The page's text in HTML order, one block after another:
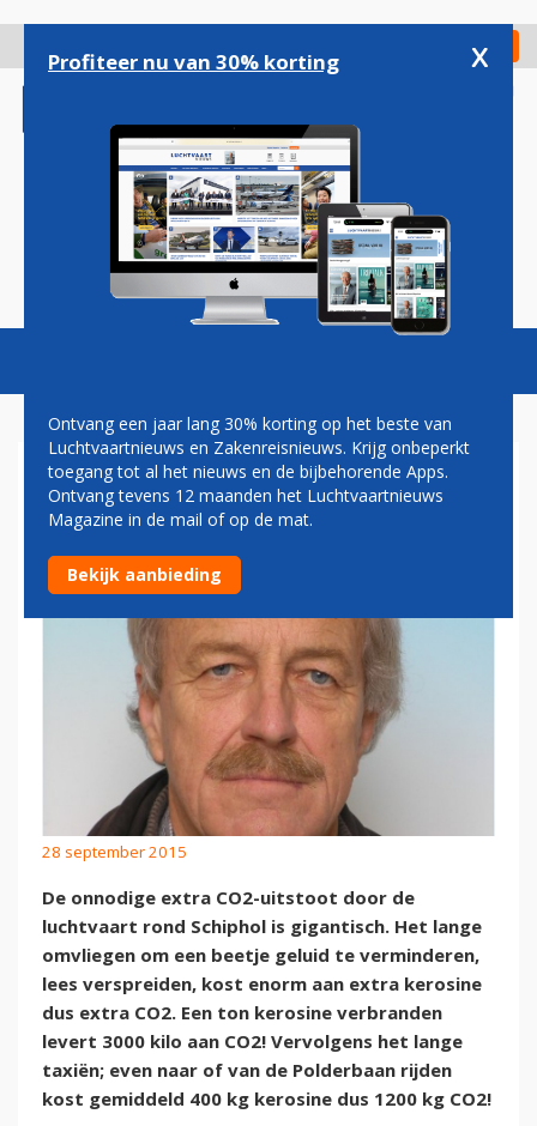
gaan
Check in
Magazine Podcasts Vacatures
PAUL GROVE: LUCHTVAART,
CO2-DOELEN EN DE ZEE
28 september 2015
De onnodige extra CO2-uitstoot door de
luchtvaart rond Schiphol is gigantisch. Het lange
omvliegen om een beetje geluid te verminderen,
lees verspreiden, kost enorm aan extra kerosine
dus extra CO2. Een ton kerosine verbranden
levert 3000 kilo aan CO2! Vervolgens het lange
taxiën; even naar of van de Polderbaan rijden
kost gemiddeld 400 kg kerosine dus 1200 kg CO2!
Profiteer nu van 30% korting x
Ontvang een jaar lang 30% korting op het beste van
Luchtvaartnieuws en Zakenreisnieuws. Krijg onbeperkt
toegang tot al het nieuws en de bijbehorende Apps.
Ontvang tevens 12 maanden het Luchtvaartnieuws
Magazine in de mail of op de mat.
Bekijk aanbieding